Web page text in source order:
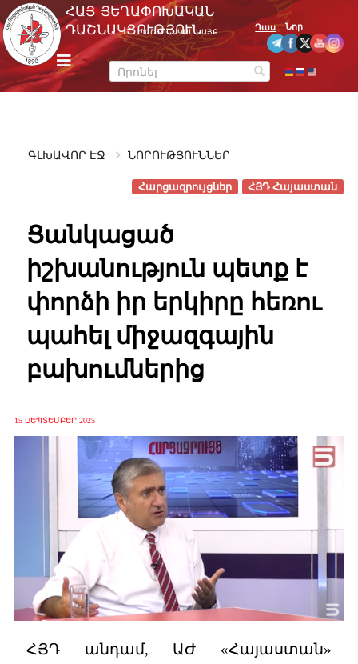
Skip
to
content
m
e
n
u
ՀԱՅ ՅԵՂԱՓՈԽԱԿԱՆ
ԴԱՇՆԱԿՑՈՒԹՅՈՒՆ
ՊԱՇՏՈՆԱԿԱՆ ԿԱՅՔ
Դաս Նոր
ԳԼԽԱՎՈՐ ԷՋ ՆՈՐՈՒԹՅՈՒՆՆԵՐ
ՀՅԴ Հայաստան
Հարցազրույցներ
Ցանկացած
իշխանություն պետք է
փորձի իր երկիրը հեռու
պահել միջազգային
բախումներից
15 ՍԵՊՏԵՄԲԵՐ 2025
ՀՅԴ անդամ, ԱԺ «Հայաստան»